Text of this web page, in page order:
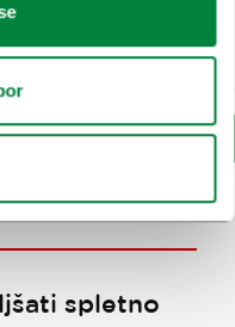
GPX
spletno